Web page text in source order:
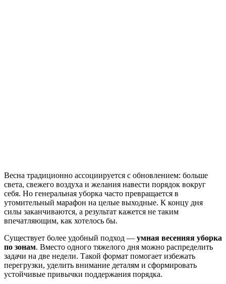
Весна традиционно ассоциируется с обновлением: больше
света, свежего воздуха и желания навести порядок вокруг
себя. Но генеральная уборка часто превращается в
утомительный марафон на целые выходные. К концу дня
силы заканчиваются, а результат кажется не таким
впечатляющим, как хотелось бы.
Существует более удобный подход — умная весенняя уборка
по зонам. Вместо одного тяжелого дня можно распределить
задачи на две недели. Такой формат помогает избежать
перегрузки, уделить внимание деталям и сформировать
устойчивые привычки поддержания порядка.